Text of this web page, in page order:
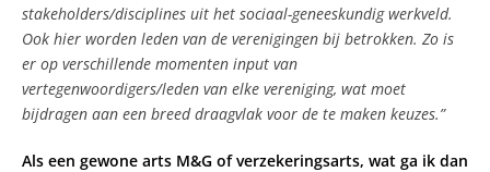
stakeholders/disciplines uit het sociaal-geneeskundig werkveld.
Ook hier worden leden van de verenigingen bij betrokken. Zo is
er op verschillende momenten input van
vertegenwoordigers/leden van elke vereniging, wat moet
bijdragen aan een breed draagvlak voor de te maken keuzes.”
Als een gewone arts M&G of verzekeringsarts, wat ga ik dan